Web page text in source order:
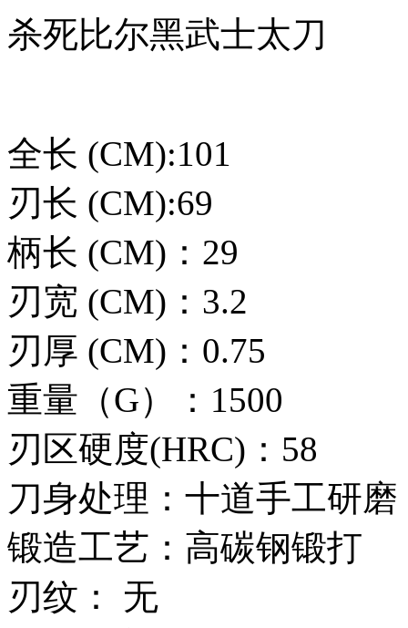
杀死比尔黑武士太刀
全长 (CM):101
刃长 (CM):69
柄长 (CM)：29
刃宽 (CM)：3.2
刃厚 (CM)：0.75
重量（G）：1500
刃区硬度(HRC)：58
刀身处理：十道手工研磨
锻造工艺：高碳钢锻打
刃纹： 无